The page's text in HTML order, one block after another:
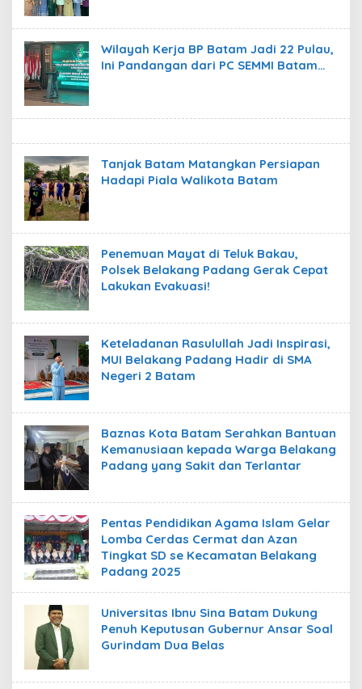
Wilayah Kerja BP Batam Jadi 22 Pulau,
Ini Pandangan dari PC SEMMI Batam…
Tanjak Batam Matangkan Persiapan
Hadapi Piala Walikota Batam
Penemuan Mayat di Teluk Bakau,
Polsek Belakang Padang Gerak Cepat
Lakukan Evakuasi!
Keteladanan Rasulullah Jadi Inspirasi,
MUI Belakang Padang Hadir di SMA
Negeri 2 Batam
Baznas Kota Batam Serahkan Bantuan
Kemanusiaan kepada Warga Belakang
Padang yang Sakit dan Terlantar
Pentas Pendidikan Agama Islam Gelar
Lomba Cerdas Cermat dan Azan
Tingkat SD se Kecamatan Belakang
Padang 2025
Universitas Ibnu Sina Batam Dukung
Penuh Keputusan Gubernur Ansar Soal
Gurindam Dua Belas